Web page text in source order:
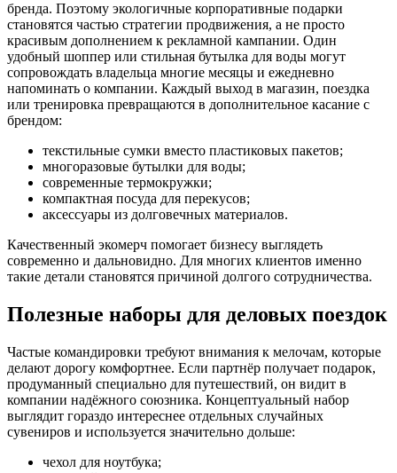
бренда. Поэтому экологичные корпоративные подарки
становятся частью стратегии продвижения, а не просто
красивым дополнением к рекламной кампании. Один
удобный шоппер или стильная бутылка для воды могут
сопровождать владельца многие месяцы и ежедневно
напоминать о компании. Каждый выход в магазин, поездка
или тренировка превращаются в дополнительное касание с
брендом:
текстильные сумки вместо пластиковых пакетов;
многоразовые бутылки для воды;
современные термокружки;
компактная посуда для перекусов;
аксессуары из долговечных материалов.
Качественный экомерч помогает бизнесу выглядеть
современно и дальновидно. Для многих клиентов именно
такие детали становятся причиной долгого сотрудничества.
Полезные наборы для деловых поездок
Частые командировки требуют внимания к мелочам, которые
делают дорогу комфортнее. Если партнёр получает подарок,
продуманный специально для путешествий, он видит в
компании надёжного союзника. Концептуальный набор
выглядит гораздо интереснее отдельных случайных
сувениров и используется значительно дольше:
чехол для ноутбука;